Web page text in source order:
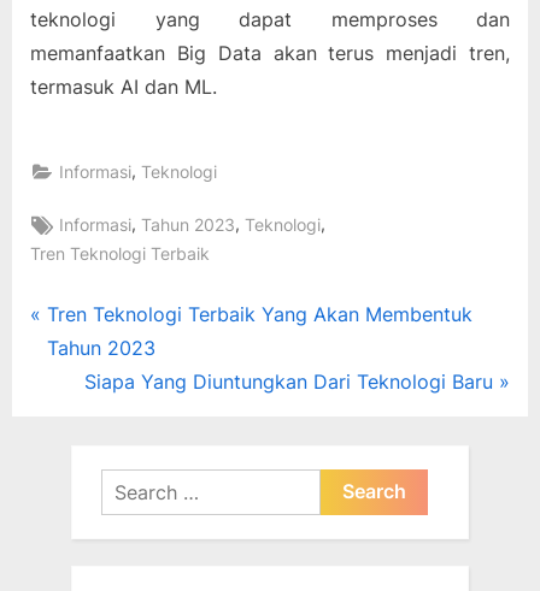
teknologi yang dapat memproses dan
memanfaatkan Big Data akan terus menjadi tren,
termasuk AI dan ML.
Informasi,Teknologi
Tags:
Informasi,Tahun 2023,Teknologi,
Tren Teknologi Terbaik
Post
navigation
P
r
Tren Teknologi Terbaik Yang Akan Membentuk
Tahun 2023
N
Siapa Yang Diuntungkan Dari Teknologi Baru
Search
for: